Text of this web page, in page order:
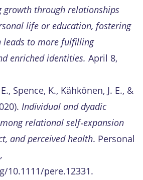
growth through relationships
life or education, fostering
leads to more fulfilling
enriched identities. April 8,
Spence, K., Kähkönen, J. E., &
Individual and dyadic
relational self‐expansion
and perceived health. Personal
,
10.1111/pere.12331.